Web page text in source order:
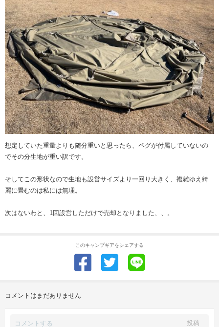
想定していた重量よりも随分重いと思ったら、ペグが付属していないの
でその分生地が重い訳です。
そしてこの形状なので生地も設営サイズより一回り大きく、複雑ゆえ綺
麗に畳むのは私には無理。
次はないわと、1回設営しただけで売却となりました、、。
このキャンプギアをシェアする
コメントはまだありません
投稿